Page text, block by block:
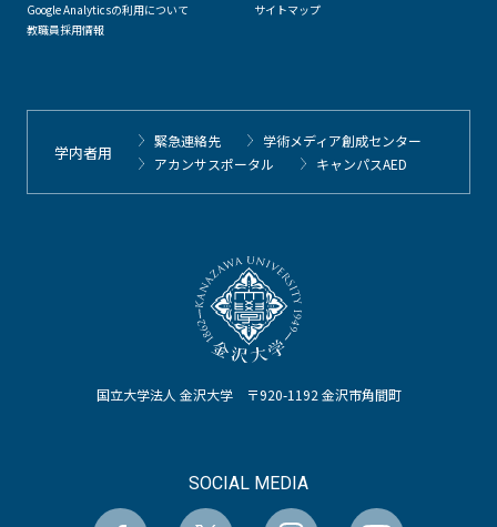
国立大学法人 金沢大学 〒920-1192 金沢市角間町
SOCIAL MEDIA
Google Analyticsの利用について
教職員採用情報
サイトマップ
学内者用
緊急連絡先
学術メディア創成センター
アカンサスポータル
キャンパスAED